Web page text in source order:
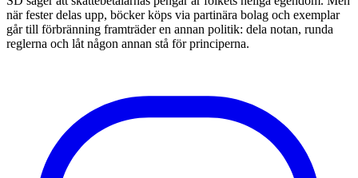
när fester delas upp, böcker köps via partinära bolag och exemplar
går till förbränning framträder en annan politik: dela notan, runda
reglerna och låt någon annan stå för principerna.